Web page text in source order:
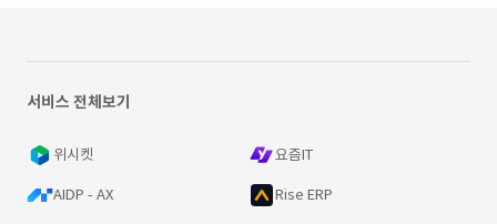
서비스 전체보기
위시켓 요즘IT
AIDP - AX Rise ERP